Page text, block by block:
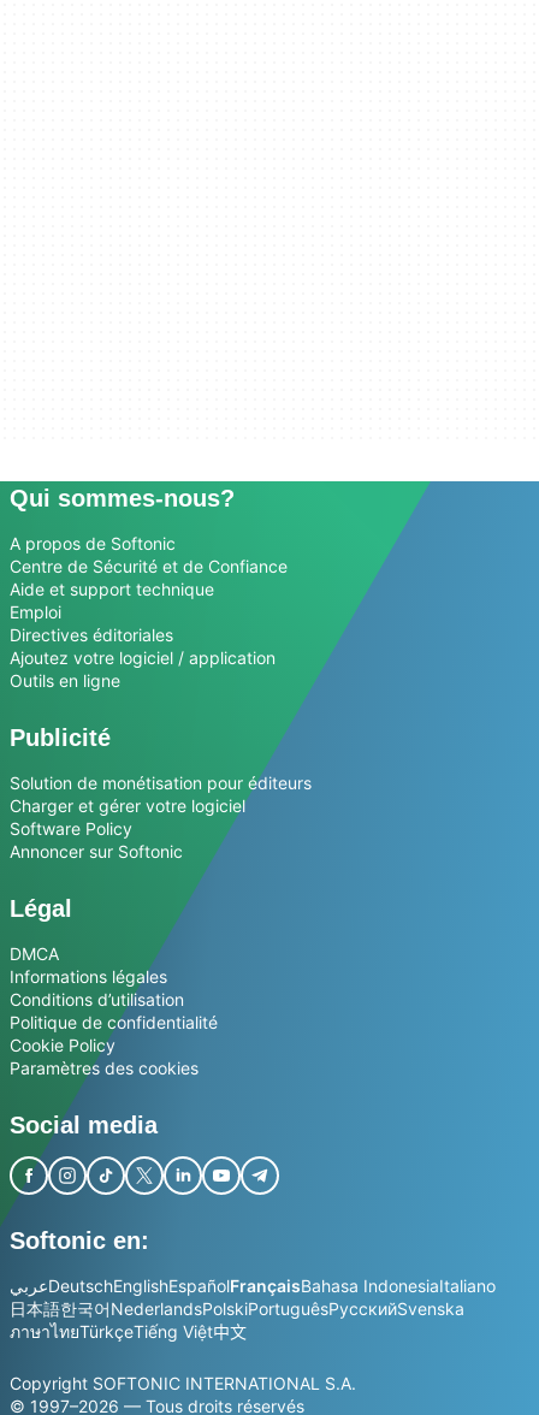
Qui sommes-nous?
A propos de Softonic
Centre de Sécurité et de Confiance
Aide et support technique
Emploi
Directives éditoriales
Ajoutez votre logiciel / application
Outils en ligne
Publicité
Solution de monétisation pour éditeurs
Charger et gérer votre logiciel
Software Policy
Annoncer sur Softonic
Légal
DMCA
Informations légales
Conditions d’utilisation
Politique de confidentialité
Cookie Policy
Paramètres des cookies
Social media
Softonic en:
عربيDeutschEnglishEspañolFrançaisBahasa IndonesiaItaliano
日本語한국어NederlandsPolskiPortuguêsРусскийSvenska
ภาษาไทยTürkçeTiếng Việt中文
Copyright SOFTONIC INTERNATIONAL S.A.
© 1997–2026 — Tous droits réservés